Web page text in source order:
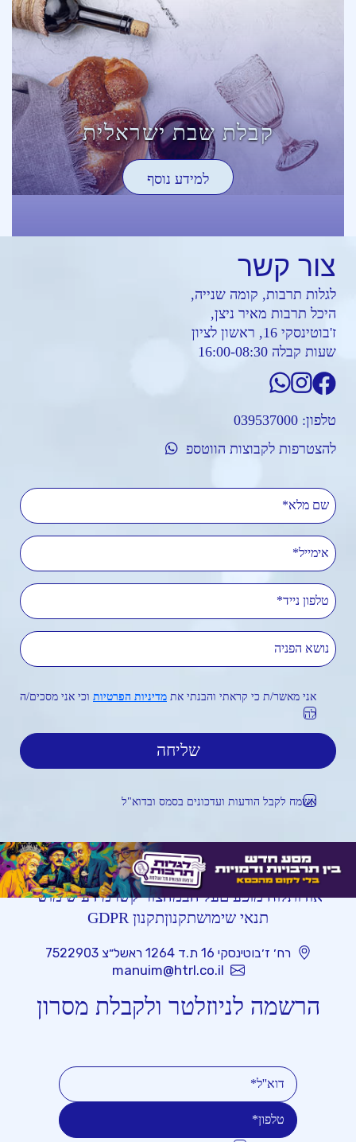
קבלת שבת ישראלית
למידע נוסף
צור קשר
לגלות תרבות, קומה שנייה,
היכל תרבות מאיר ניצן,
ז'בוטינסקי 16, ראשון לציון
שעות קבלה 16:00-08:30
טלפון: 039537000
להצטרפות לקבוצות הווטספ
שם מלא
אימייל
טלפון נייד
נושא הפניה
אני מאשר/ת כי קראתי והבנתי את מדיניות הפרטיות וכי אני מסכים/ה
לה
אשמח לקבל הודעות ועדכונים בסמס ובדוא"ל
אודותלוח מופעיםעל הבמהצור קשרמידע שימושי
תנאי שימושתקנוןתקנון GDPR
רח׳ ז׳בוטינסקי 16 ת.ד 1264 ראשל״צ 7522903
manuim@htrl.co.il
הרשמה לניוזלטר ולקבלת מסרון